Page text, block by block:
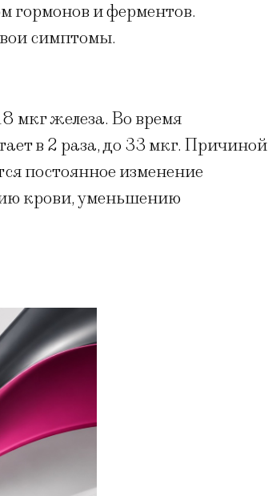
гормонов и ферментов.
симптомы.
мкг железа. Во время
в 2 раза, до 33 мкг. Причиной
постоянное изменение
крови, уменьшению